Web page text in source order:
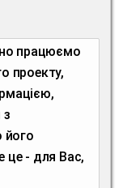
проекту,
його
це - для Вас,